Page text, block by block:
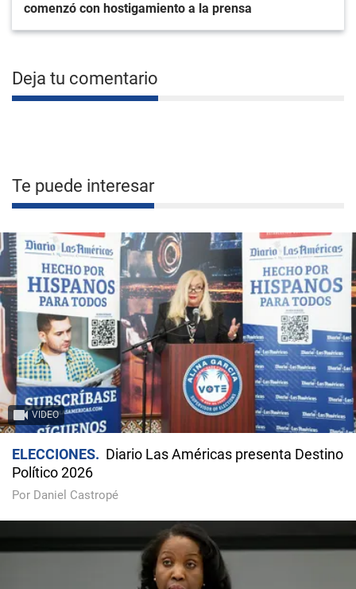
comenzó con hostigamiento a la prensa
Deja tu comentario
Te puede interesar
VIDEO
ELECCIONES
Diario Las Américas presenta Destino
Político 2026
Por Daniel Castropé